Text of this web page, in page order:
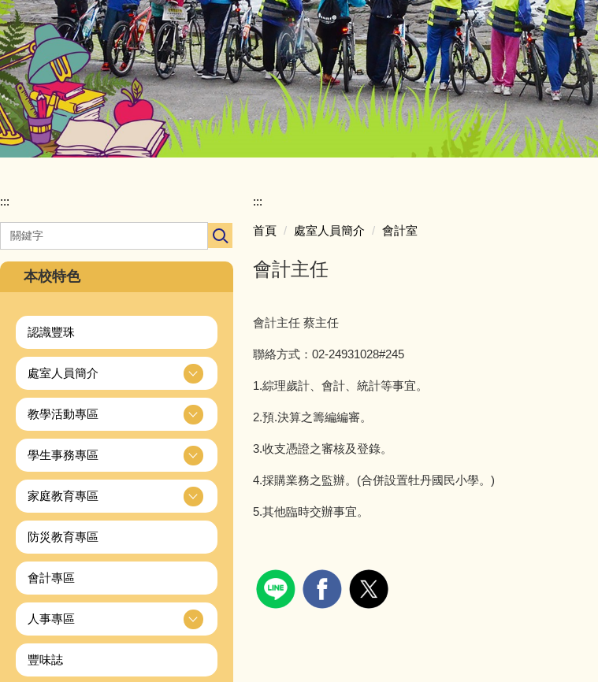
:::
本校特色
認識豐珠
處室人員簡介
教學活動專區
學生事務專區
家庭教育專區
防災教育專區
會計專區
人事專區
豐味誌
:::
首頁 處室人員簡介 會計室
會計主任
會計主任 蔡主任
聯絡方式：02-24931028#245
1.綜理歲計、會計、統計等事宜。
2.預.決算之籌編編審。
3.收支憑證之審核及登錄。
4.採購業務之監辦。(合併設置牡丹國民小學。)
5.其他臨時交辦事宜。